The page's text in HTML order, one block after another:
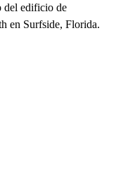
del edificio de
en Surfside, Florida.